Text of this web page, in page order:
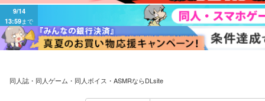
9/14
13:59 まで
同人誌・同人ゲーム・同人ボイス・ASMRならDLsite